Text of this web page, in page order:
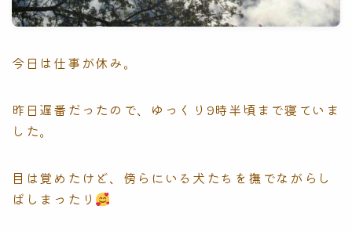
今日は仕事が休み。
昨日遅番だったので、ゆっくり9時半頃まで寝ていま
した。
目は覚めたけど、傍らにいる犬たちを撫でながらし
ばしまったり